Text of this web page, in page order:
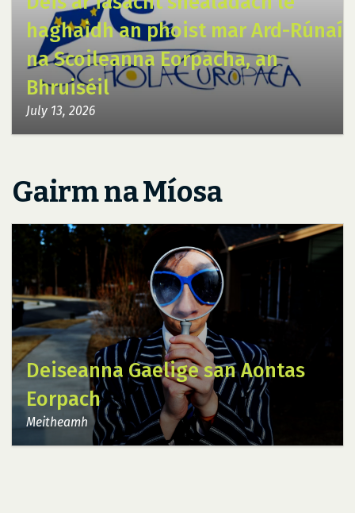
haghaidh an phoist mar Ard-Rúnaí
na Scoileanna Eorpacha, an
Bhruiséil
July 13, 2026
Gairm na Míosa
Deiseanna Gaelige san Aontas
Eorpach
Meitheamh